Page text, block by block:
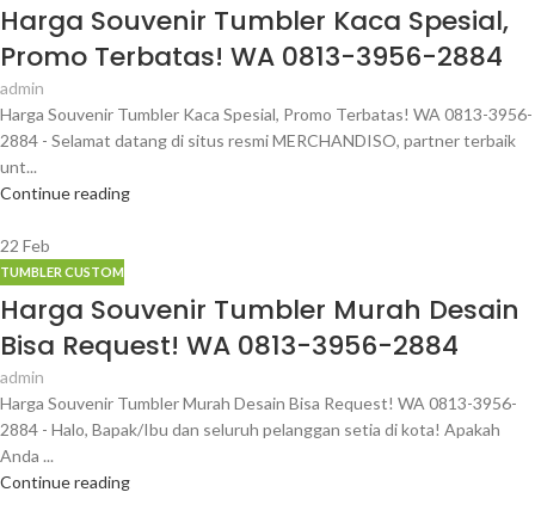
Harga Souvenir Tumbler Kaca Spesial,
Promo Terbatas! WA 0813-3956-2884
admin
Harga Souvenir Tumbler Kaca Spesial, Promo Terbatas! WA 0813-3956-
2884 - Selamat datang di situs resmi MERCHANDISO, partner terbaik
unt...
Continue reading
22 Feb
TUMBLER CUSTOM
Harga Souvenir Tumbler Murah Desain
Bisa Request! WA 0813-3956-2884
admin
Harga Souvenir Tumbler Murah Desain Bisa Request! WA 0813-3956-
2884 - Halo, Bapak/Ibu dan seluruh pelanggan setia di kota! Apakah
Anda ...
Continue reading